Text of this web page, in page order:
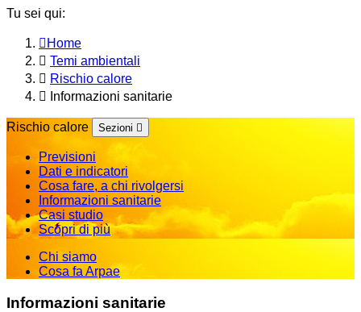
Tu sei qui:
Home
Temi ambientali
Rischio calore
Informazioni sanitarie
Rischio calore Sezioni
Previsioni
Dati e indicatori
Cosa fare, a chi rivolgersi
Informazioni sanitarie
Casi studio
Scopri di più
Chi siamo
Cosa fa Arpae
Informazioni sanitarie